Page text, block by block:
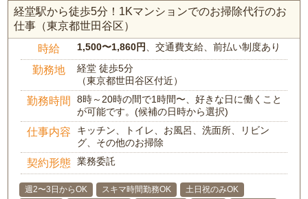
経堂駅から徒歩5分！1Kマンションでのお掃除代行のお
仕事（東京都世田谷区）
時給 1,500〜1,860円 、交通費支給、前払い制度あり
勤務地
経堂 徒歩5分
（東京都世田谷区付近）
勤務時間
8時～20時の間で1時間〜、好きな日に働くこと
が可能です。(候補の日時から選択)
仕事内容
キッチン、トイレ、お風呂、洗面所、リビン
グ、その他のお掃除
契約形態 業務委託
週2〜3日からOK スキマ時間勤務OK
土日祝のみOK